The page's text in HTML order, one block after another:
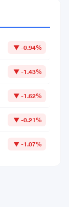
▼ -0.94%
▼ -1.43%
▼ -1.62%
▼ -0.21%
▼ -1.07%